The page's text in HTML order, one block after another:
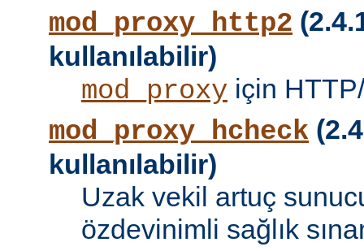
mod_proxy_http2
kullanılabilir)
mod_proxy için
mod_proxy_hcheck
kullanılabilir)
Uzak vekil artuç
özdevinimli sağlık